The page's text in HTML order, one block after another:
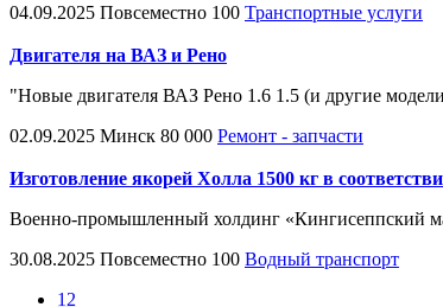
04.09.2025 Повсеместно 100 Транспортные услуги
Двигателя на ВАЗ и Рено
"Новые двигателя ВАЗ Рено 1.6 1.5 (и другие
02.09.2025 Минск 80 000 Ремонт - запчасти
Изготовление якорей Холла 1500 кг в
Военно-промышленный холдинг «Кингисеппский
30.08.2025 Повсеместно 100 Водный транспорт
1 2